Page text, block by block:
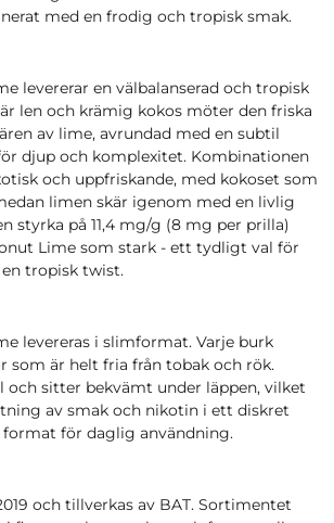
med en frodig och tropisk smak.
levererar en välbalanserad och tropisk
len och krämig kokos möter den friska
av lime, avrundad med en subtil
djup och komplexitet. Kombinationen
och uppfriskande, med kokoset som
limen skär igenom med en livlig
styrka på 11,4 mg/g (8 mg per prilla)
Lime som stark - ett tydligt val för
tropisk twist.
levereras i slimformat. Varje burk
som är helt fria från tobak och rök.
och sitter bekvämt under läppen, vilket
av smak och nikotin i ett diskret
för daglig användning.
och tillverkas av BAT. Sortimentet